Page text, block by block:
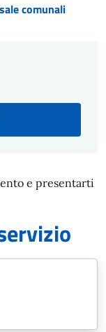
comunali
e presentarti